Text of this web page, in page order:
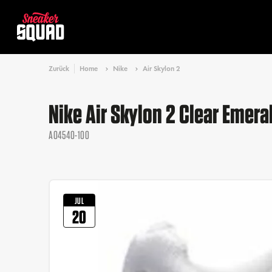
Zurück Home Nike Air Skylon 2
Nike Air Skylon 2 Clear
AO4540-100
JUL
20